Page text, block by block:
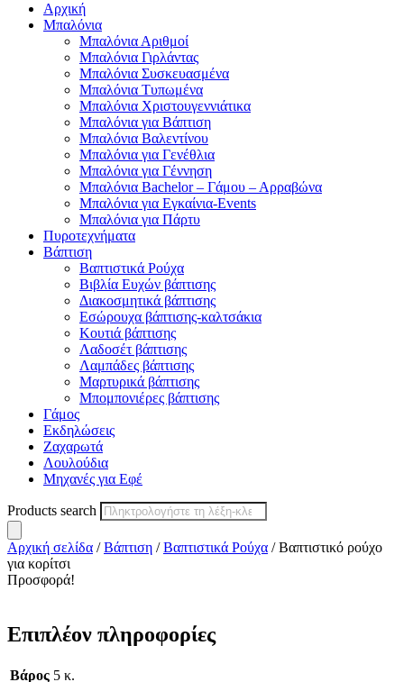
Αρχική
Μπαλόνια
Μπαλόνια Αριθμοί
Μπαλόνια Γιρλάντας
Μπαλόνια Συσκευασμένα
Μπαλόνια Τυπωμένα
Μπαλόνια Χριστουγεννιάτικα
Μπαλόνια για Βάπτιση
Μπαλόνια Βαλεντίνου
Μπαλόνια για Γενέθλια
Μπαλόνια για Γέννηση
Μπαλόνια Bachelor – Γάμου – Αρραβώνα
Μπαλόνια για Εγκαίνια-Events
Μπαλόνια για Πάρτυ
Πυροτεχνήματα
Βάπτιση
Βαπτιστικά Ρούχα
Βιβλία Ευχών βάπτισης
Διακοσμητικά βάπτισης
Εσώρουχα βάπτισης-καλτσάκια
Κουτιά βάπτισης
Λαδοσέτ βάπτισης
Λαμπάδες βάπτισης
Μαρτυρικά βάπτισης
Μπομπονιέρες βάπτισης
Γάμος
Εκδηλώσεις
Ζαχαρωτά
Λουλούδια
Μηχανές για Εφέ
Products search
Αρχική σελίδα /Βάπτιση /Βαπτιστικά Ρούχα / Βαπτιστικό ρούχο
για κορίτσι
Προσφορά!
Επιπλέον πληροφορίες
Βάρος 5 κ.